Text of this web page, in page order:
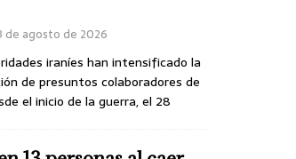
de agosto de 2026
iraníes han intensificado la
de presuntos colaboradores de
el inicio de la guerra, el 28